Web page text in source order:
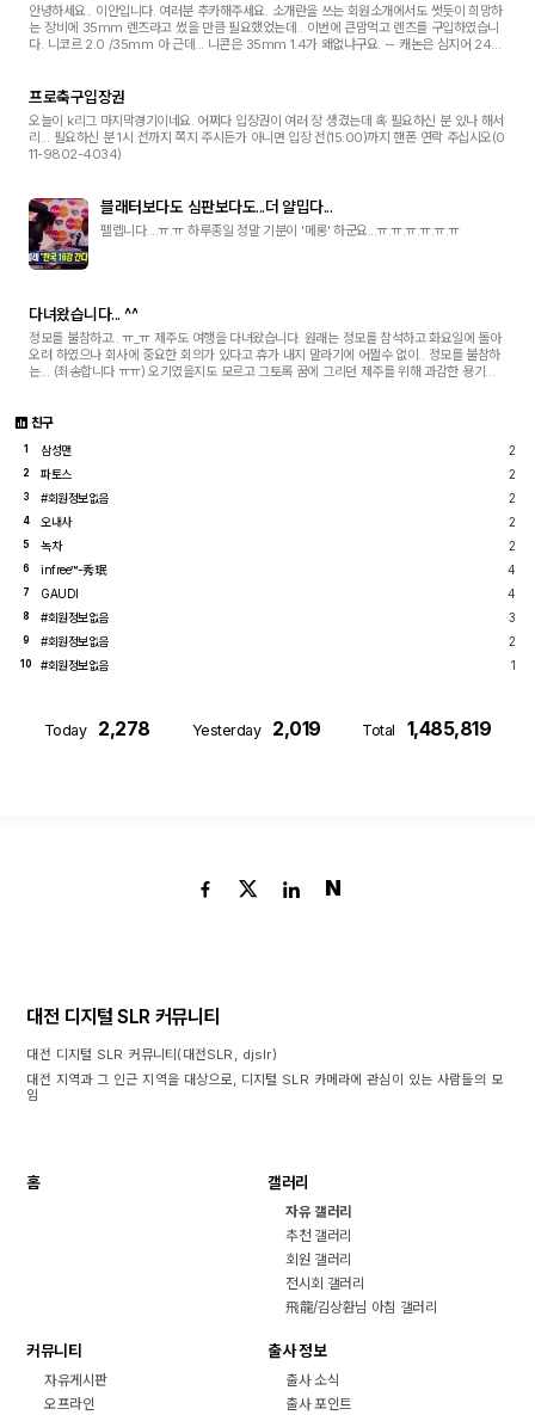
안녕하세요.. 이안입니다. 여러분 추카해주세요. 소개란을 쓰는 회원소개에서도 썻듯이 희망하
는 장비에 35mm 렌즈라고 썼을 만큼 필요했었는데.. 이번에 큰맘먹고 렌즈를 구입하였습니
다. 니코르 2.0 /35mm 아 근데... 니콘은 35mm 1.4가 왜없냐구요. -- 캐논은 심지어 24m
프로축구입장권
오늘이 k리그 마지막경기이네요. 어쩌다 입장권이 여러 장 생겼는데 혹 필요하신 분 있나 해서
리... 필요하신 분 1시 전까지 쪽지 주시든가 아니면 입장 전(15:00)까지 핸폰 연락 주십시오(0
11-9802-4034)
블래터보다도 심판보다도...더 얄밉다...
펠렙니다....ㅠ.ㅠ 하루종일 정말 기분이 '메롱' 하군요...ㅠ.ㅠ.ㅠ.ㅠ.ㅠ.ㅠ
다녀왔습니다... ^^
정모를 불참하고.. ㅠ_ㅠ 제주도 여행을 다녀왔습니다. 원래는 정모를 참석하고 화요일에 돌아
오려 하였으나 회사에 중요한 회의가 있다고 휴가 내지 말라기에 어쩔수 없이.. 정모를 불참하
는... (죄송합니다 ㅠㅠ) 오기였을지도 모르고 그토록 꿈에 그리던 제주를 위해 과감한 용기를
친구
1 삼성맨 2
2 파토스 2
3 #회원정보없음 2
4 오내사 2
5 녹차 2
6 infree™-秀珉 4
7 GAUDI 4
8 #회원정보없음 3
9 #회원정보없음 2
10 #회원정보없음 1
Today 2,278 Yesterday 2,019 Total 1,485,819
N
대전 디지털 SLR 커뮤니티
대전 디지털 SLR 커뮤니티(대전SLR, djslr)
대전 지역과 그 인근 지역을 대상으로, 디지털 SLR 카메라에 관심이 있는 사람들의 모
임
홈 갤러리
자유 갤러리
추천 갤러리
회원 갤러리
전시회 갤러리
飛龍/김상환님 아침 갤러리
커뮤니티
자유게시판
오프라인
출사 정보
출사 소식
출사 포인트